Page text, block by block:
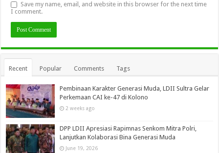
Save my name, email, and website in this browser for the next time
I comment.
Recent Popular Comments Tags
Pembinaan Karakter Generasi Muda, LDII Sultra Gelar
Perkemaan CAI ke-47 di Kolono
2 weeks ago
DPP LDII Apresiasi Rapimnas Senkom Mitra Polri,
Lanjutkan Kolaborasi Bina Generasi Muda
June 19, 2026